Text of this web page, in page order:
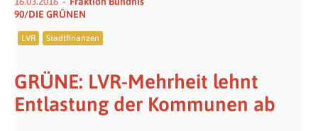
90/DIE GRÜNEN
LVR Stadtfinanzen
GRÜNE: LVR-Mehrheit lehnt
Entlastung der Kommunen ab